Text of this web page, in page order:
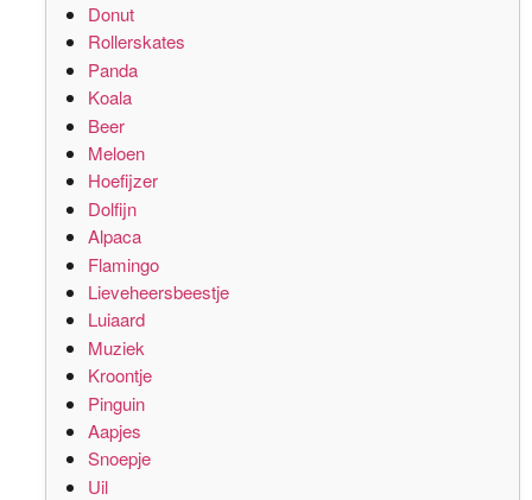
Donut
Rollerskates
Panda
Koala
Beer
Meloen
Hoefijzer
Dolfijn
Alpaca
Flamingo
Lieveheersbeestje
Luiaard
Muziek
Kroontje
Pinguin
Aapjes
Snoepje
Uil